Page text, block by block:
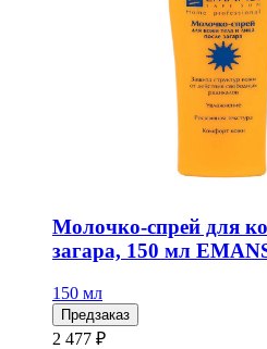
Молочко-спрей для
загара, 150 мл
150 мл
Предзаказ
2 477 ₽